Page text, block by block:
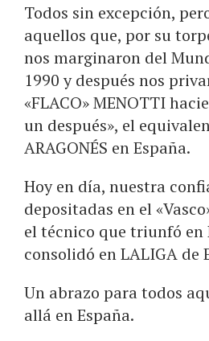
Todos sin excepción,
aquellos que, por su
nos marginaron del
1990 y después nos
«FLACO» MENOTTI
un después», el
ARAGONÉS en España.
Hoy en día, nuestra
depositadas en el
el técnico que triunfó en
consolidó en LALIGA de
Un abrazo para todos
allá en España.